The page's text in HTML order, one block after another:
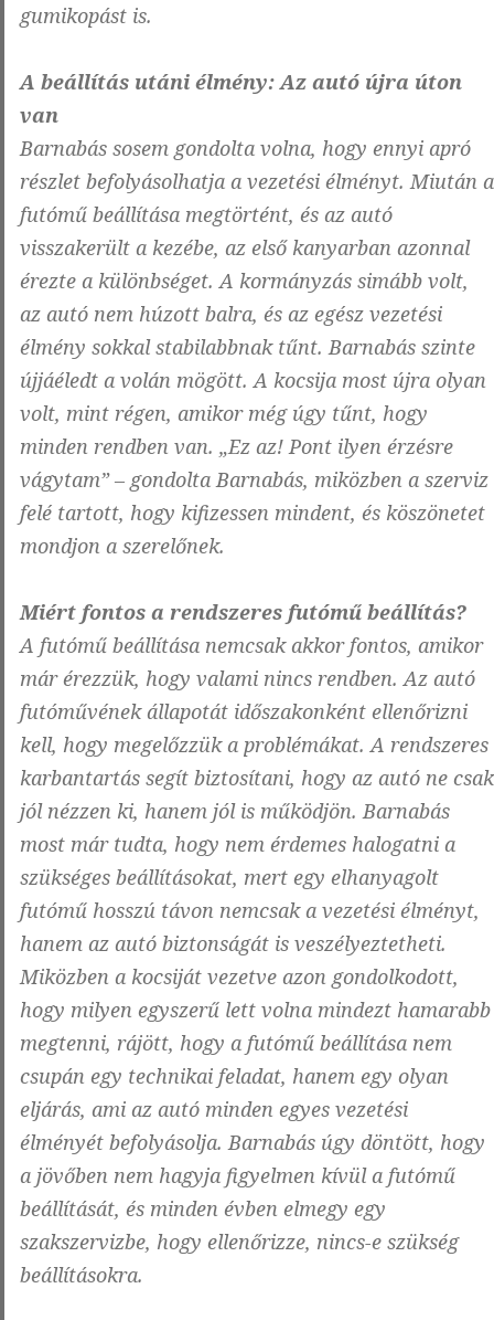
gumikopást is.
A beállítás utáni élmény: Az autó újra úton
van
Barnabás sosem gondolta volna, hogy ennyi apró
részlet befolyásolhatja a vezetési élményt. Miután a
futómű beállítása megtörtént, és az autó
visszakerült a kezébe, az első kanyarban azonnal
érezte a különbséget. A kormányzás simább volt,
az autó nem húzott balra, és az egész vezetési
élmény sokkal stabilabbnak tűnt. Barnabás szinte
újjáéledt a volán mögött. A kocsija most újra olyan
volt, mint régen, amikor még úgy tűnt, hogy
minden rendben van. „Ez az! Pont ilyen érzésre
vágytam” – gondolta Barnabás, miközben a szerviz
felé tartott, hogy kifizessen mindent, és köszönetet
mondjon a szerelőnek.
Miért fontos a rendszeres futómű beállítás?
A futómű beállítása nemcsak akkor fontos, amikor
már érezzük, hogy valami nincs rendben. Az autó
futóművének állapotát időszakonként ellenőrizni
kell, hogy megelőzzük a problémákat. A rendszeres
karbantartás segít biztosítani, hogy az autó ne csak
jól nézzen ki, hanem jól is működjön. Barnabás
most már tudta, hogy nem érdemes halogatni a
szükséges beállításokat, mert egy elhanyagolt
futómű hosszú távon nemcsak a vezetési élményt,
hanem az autó biztonságát is veszélyeztetheti.
Miközben a kocsiját vezetve azon gondolkodott,
hogy milyen egyszerű lett volna mindezt hamarabb
megtenni, rájött, hogy a futómű beállítása nem
csupán egy technikai feladat, hanem egy olyan
eljárás, ami az autó minden egyes vezetési
élményét befolyásolja. Barnabás úgy döntött, hogy
a jövőben nem hagyja figyelmen kívül a futómű
beállítását, és minden évben elmegy egy
szakszervizbe, hogy ellenőrizze, nincs-e szükség
beállításokra.